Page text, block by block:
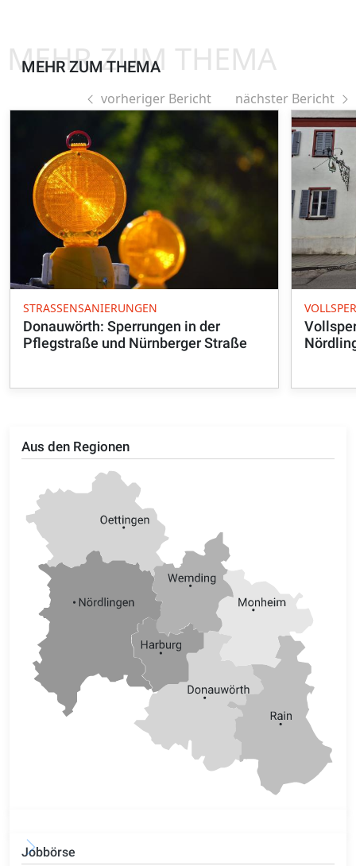
Aus den Regionen
Jobbörse
MEHR ZUM THEMA
MEHR ZUM THEMA
vorheriger Bericht nächster Bericht
STRASSENSANIERUNGEN
Donauwörth: Sperrungen in der
Pflegstraße und Nürnberger Straße